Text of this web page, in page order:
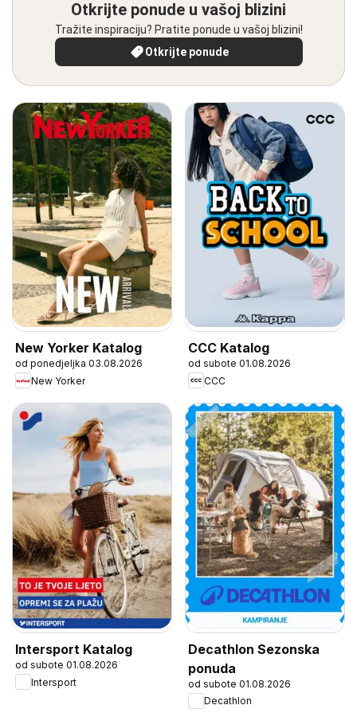
Otkrijte ponude u vašoj blizini
Tražite inspiraciju? Pratite ponude u vašoj blizini!
Otkrijte ponude
New Yorker Katalog
od ponedjeljka 03.08.2026
New Yorker
CCC Katalog
od subote 01.08.2026
CCC
Intersport Katalog
od subote 01.08.2026
Intersport
Decathlon Sezonska
ponuda
od subote 01.08.2026
Decathlon